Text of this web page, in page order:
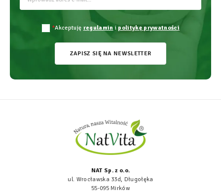
*Akceptuję regulamin i politykę prywatności
ZAPISZ SIĘ NA NEWSLETTER
NAT Sp. z o.o.
ul. Wrocławska 33d, Długołęka
55-095 Mirków